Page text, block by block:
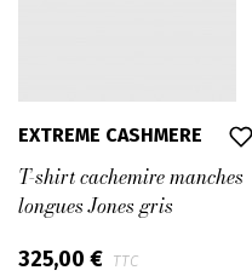
EXTREME CASHMERE
T-shirt cachemire manches
longues Jones gris
325,00 € TTC